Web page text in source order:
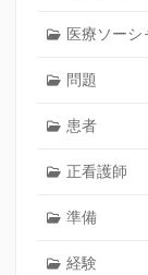
医療ソーシ
問題
患者
正看護師
準備
経験